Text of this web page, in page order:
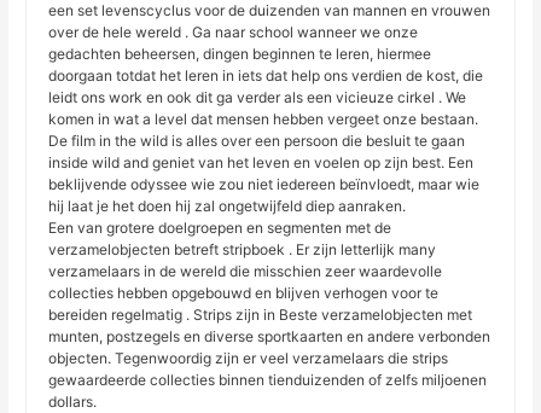
een set levenscyclus voor de duizenden van mannen en vrouwen
over de hele wereld . Ga naar school wanneer we onze
gedachten beheersen, dingen beginnen te leren, hiermee
doorgaan totdat het leren in iets dat help ons verdien de kost, die
leidt ons work en ook dit ga verder als een vicieuze cirkel . We
komen in wat a level dat mensen hebben vergeet onze bestaan.
De film in the wild is alles over een persoon die besluit te gaan
inside wild and geniet van het leven en voelen op zijn best. Een
beklijvende odyssee wie zou niet iedereen beïnvloedt, maar wie
hij laat je het doen hij zal ongetwijfeld diep aanraken.
Een van grotere doelgroepen en segmenten met de
verzamelobjecten betreft stripboek . Er zijn letterlijk many
verzamelaars in de wereld die misschien zeer waardevolle
collecties hebben opgebouwd en blijven verhogen voor te
bereiden regelmatig . Strips zijn in Beste verzamelobjecten met
munten, postzegels en diverse sportkaarten en andere verbonden
objecten. Tegenwoordig zijn er veel verzamelaars die strips
gewaardeerde collecties binnen tienduizenden of zelfs miljoenen
dollars.